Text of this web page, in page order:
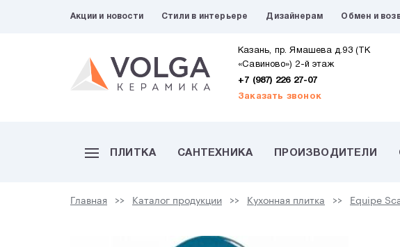
Акции и новости Стили в интерьере Дизайнерам Обмен и
Казань, пр. Ямашева д.93 (ТК
«Савиново») 2-й этаж
+7 (987) 226 27-07
Заказать звонок
ПЛИТКА САНТЕХНИКА ПРОИЗВОДИТЕЛИ
Главная Каталог продукции Кухонная плитка Equipe